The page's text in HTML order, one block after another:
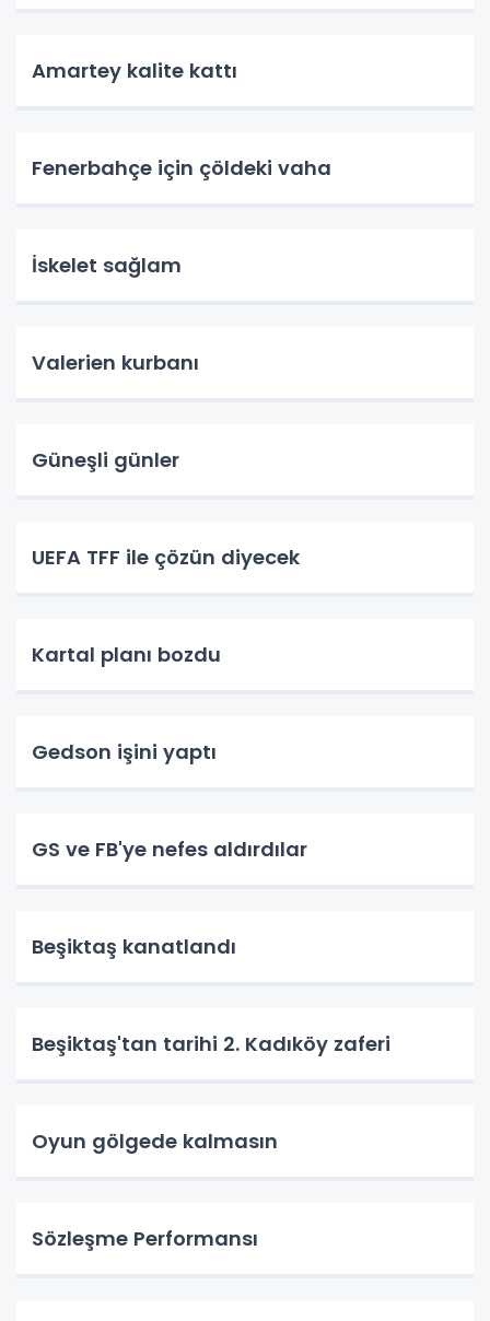
Amartey kalite kattı
Fenerbahçe için çöldeki vaha
İskelet sağlam
Valerien kurbanı
Güneşli günler
UEFA TFF ile çözün diyecek
Kartal planı bozdu
Gedson işini yaptı
GS ve FB'ye nefes aldırdılar
Beşiktaş kanatlandı
Beşiktaş'tan tarihi 2. Kadıköy zaferi
Oyun gölgede kalmasın
Sözleşme Performansı